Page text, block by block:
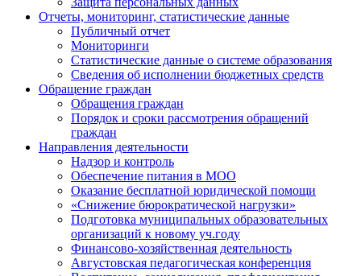
Отчеты, мониторинг, статистические данные
Публичный отчет
Мониторинги
Статистические данные о системе образования
Сведения об исполнении бюджетных средств
Обращение граждан
Обращения граждан
Порядок и сроки рассмотрения обращений
граждан
Направления деятельности
Надзор и контроль
Обеспечение питания в МОО
Оказание бесплатной юридической помощи
«Снижение бюрократической нагрузки»
Подготовка муниципальных образовательных
организаций к новому уч.году
Финансово-хозяйственная деятельность
Августовская педагогическая конференция